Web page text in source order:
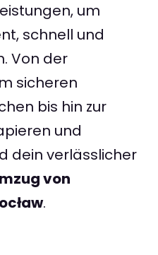
um
schnell und
Von der
sicheren
bis hin zur
und
dein verlässlicher
von
.